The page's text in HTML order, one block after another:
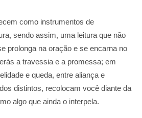
como instrumentos de
sendo assim, uma leitura que não
prolonga na oração e se encarna no
a travessia e a promessa; em
e queda, entre aliança e
distintos, recolocam você diante da
algo que ainda o interpela.